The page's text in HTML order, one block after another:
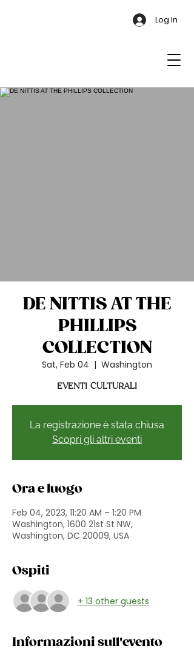
Log In
DE NITTIS AT THE
PHILLIPS
COLLECTION
Sat, Feb 04
  |
Washington
EVENTI CULTURALI
La registrazione è stata chiusa
Scopri gli altri eventi
Ora e luogo
Feb 04, 2023, 11:20 AM – 1:20 PM
Washington, 1600 21st St NW,
Washington, DC 20009, USA
Ospiti
+ 13 other guests
Informazioni sull'evento